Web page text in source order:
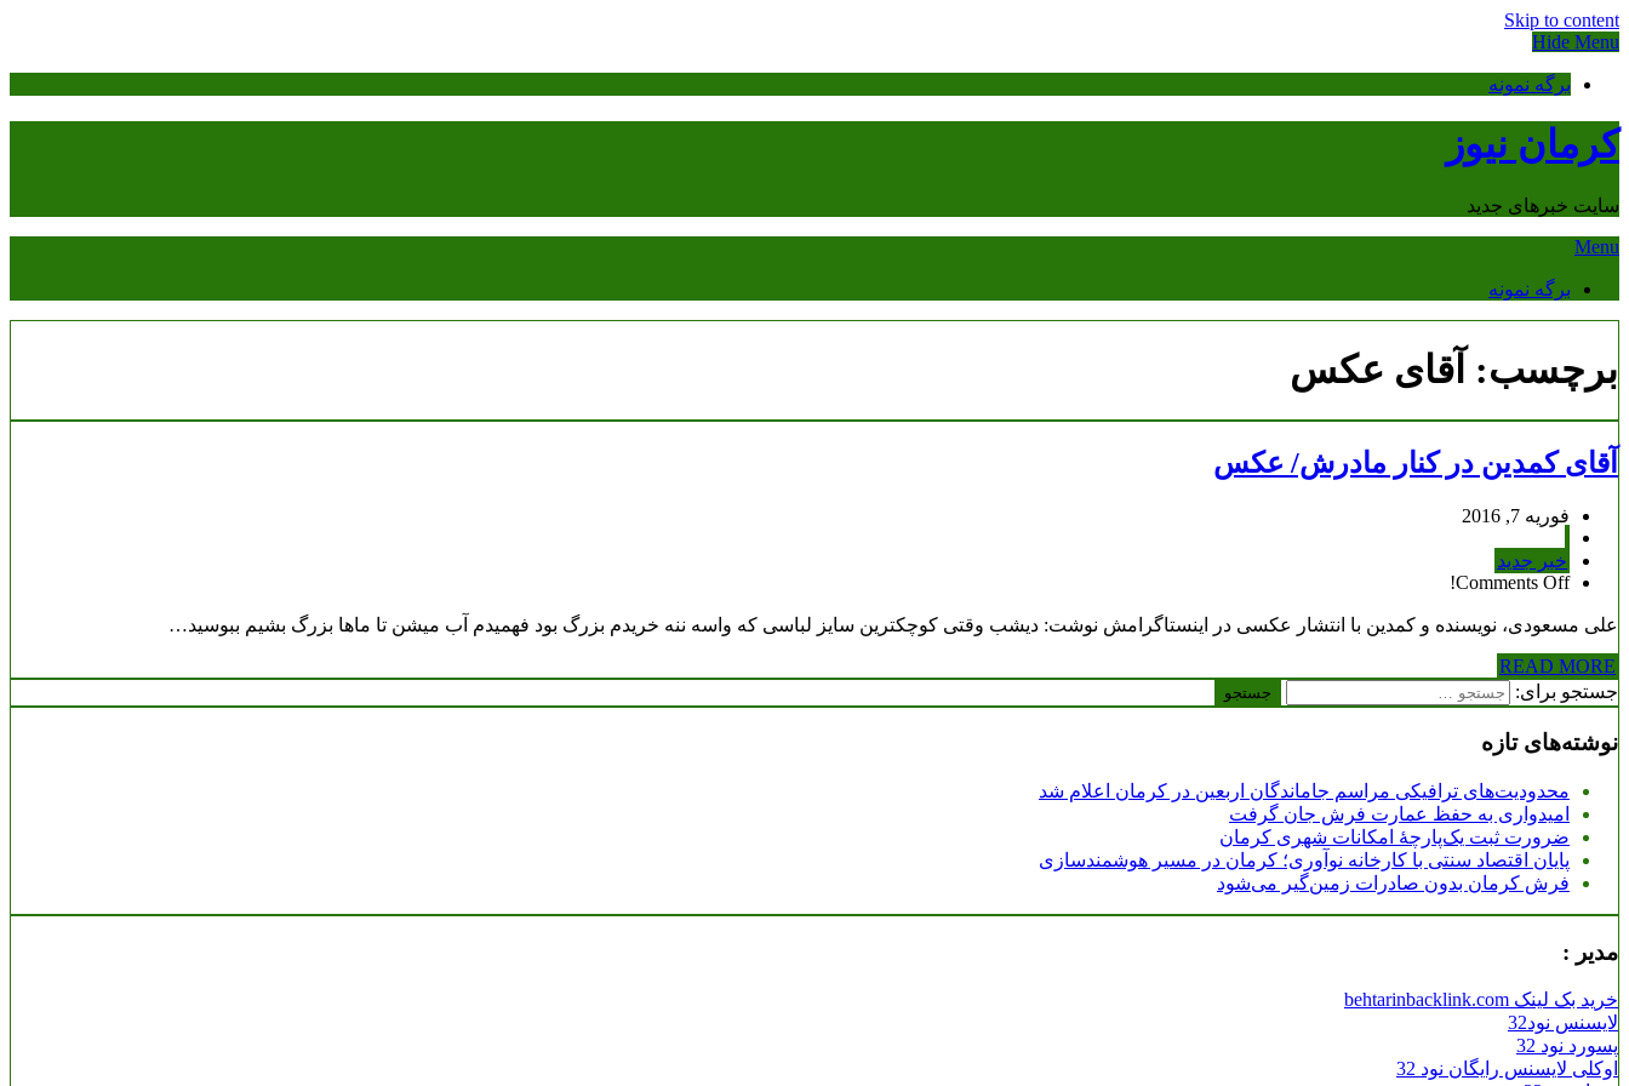
Skip to content
Hide Menu
برگه نمونه
کرمان نیوز
سایت خبرهای جدید
Menu
برگه نمونه
برچسب: آقای عکس
آقای کمدین در کنار مادرش/ عکس
فوریه 7, 2016
خبر جدید
Comments Off!
علی مسعودی، نویسنده و کمدین با انتشار عکسی در اینستاگرامش نوشت: دیشب وقتی کوچکترین سایز لباسی که واسه ننه خریدم بزرگ بود فهمیدم آب میشن تا ماها بزرگ بشیم ببوسید…
READ MORE
جستجو برای:
نوشته‌های تازه
محدودیت‌های ترافیکی مراسم جاماندگان اربعین در کرمان اعلام شد
امیدواری به حفظ عمارت فرش جان گرفت
ضرورت ثبت یک‌پارچۀ امکانات شهری کرمان
پایان اقتصاد سنتی با کارخانه نوآوری؛ کرمان در مسیر هوشمندسازی
فرش کرمان بدون صادرات زمین‌گیر می‌شود
مدیر :
خرید بک لینک behtarinbacklink.com
لایسنس نود32
پسورد نود 32
اوکلی لایسنس رایگان نود 32